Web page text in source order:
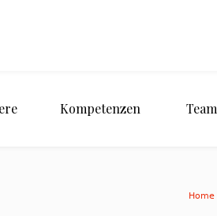
Kompetenzen Team
Home